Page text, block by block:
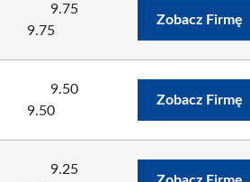
9.75
9.75
Zobacz Firmę
9.50
9.50
Zobacz Firmę
9.25